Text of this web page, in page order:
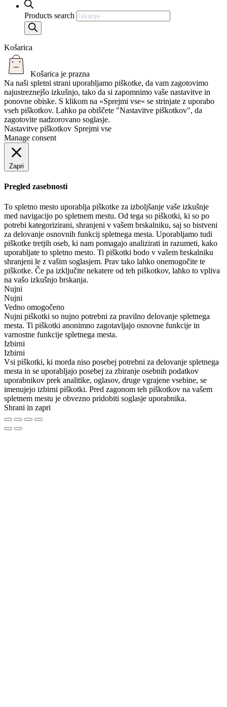
Products search
Košarica
Košarica je prazna
Na naši spletni strani uporabljamo piškotke, da vam zagotovimo
najustreznejšo izkušnjo, tako da si zapomnimo vaše nastavitve in
ponovne obiske. S klikom na »Sprejmi vse« se strinjate z uporabo
vseh piškotkov. Lahko pa obiščete "Nastavitve piškotkov", da
zagotovite nadzorovano soglasje.
Nastavitve piškotkov Sprejmi vse
Manage consent
Zapri
Pregled zasebnosti
To spletno mesto uporablja piškotke za izboljšanje vaše izkušnje
med navigacijo po spletnem mestu. Od tega so piškotki, ki so po
potrebi kategorizirani, shranjeni v vašem brskalniku, saj so bistveni
za delovanje osnovnih funkcij spletnega mesta. Uporabljamo tudi
piškotke tretjih oseb, ki nam pomagajo analizirati in razumeti, kako
uporabljate to spletno mesto. Ti piškotki bodo v vašem brskalniku
shranjeni le z vašim soglasjem. Prav tako lahko onemogočite te
piškotke. Če pa izključite nekatere od teh piškotkov, lahko to vpliva
na vašo izkušnjo brskanja.
Nujni
Nujni
Vedno omogočeno
Nujni piškotki so nujno potrebni za pravilno delovanje spletnega
mesta. Ti piškotki anonimno zagotavljajo osnovne funkcije in
varnostne funkcije spletnega mesta.
Izbirni
Izbirni
Vsi piškotki, ki morda niso posebej potrebni za delovanje spletnega
mesta in se uporabljajo posebej za zbiranje osebnih podatkov
uporabnikov prek analitike, oglasov, druge vgrajene vsebine, se
imenujejo izbirni piškotki. Pred zagonom teh piškotkov na vašem
spletnem mestu je obvezno pridobiti soglasje uporabnika.
Shrani in zapri